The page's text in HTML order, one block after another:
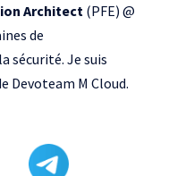
Architect (PFE) @
de
sécurité. Je suis
Devoteam M Cloud.